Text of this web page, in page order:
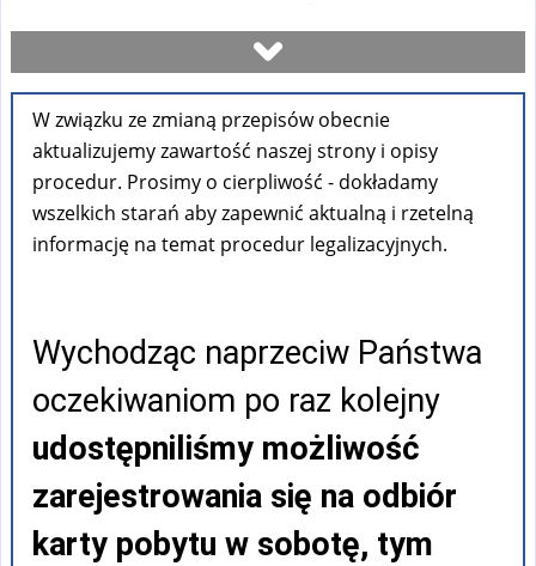
Umów się na wizytę
Sprawdź stan sprawy
Formularze
FAQ
Pouczenia
W związku ze zmianą przepisów obecnie
aktualizujemy zawartość naszej strony i opisy
procedur. Prosimy o cierpliwość - dokładamy
wszelkich starań aby zapewnić aktualną i rzetelną
informację na temat procedur legalizacyjnych.
Wychodząc naprzeciw Państwa
oczekiwaniom po raz kolejny
udostępniliśmy możliwość
zarejestrowania się na odbiór
karty pobytu w sobotę, tym